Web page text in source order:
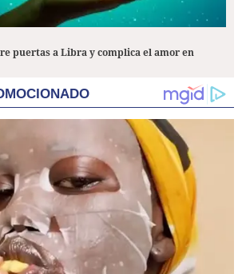
puertas a Libra y complica el amor en